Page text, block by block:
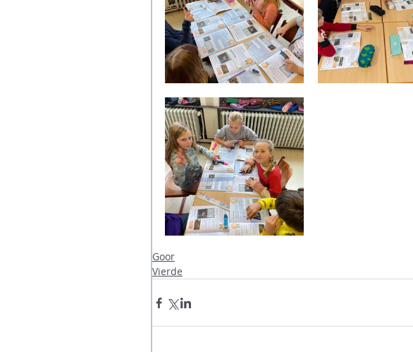
Goor
Vierde